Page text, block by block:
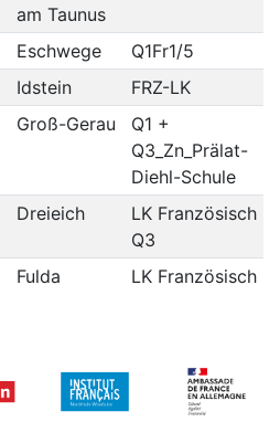
am Taunus
Eschwege
Q1Fr1/5
Idstein
FRZ-LK
Groß-Gerau
Q1 +
Q3_Zn_Prälat-
Diehl-Schule
Dreieich
LK Französisch
Q3
Fulda LK Französisch